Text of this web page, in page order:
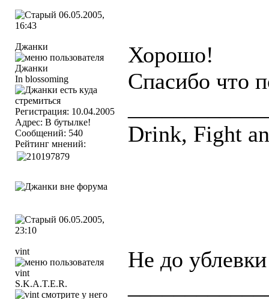
06.05.2005,
16:43
Джанки
In blossoming
Регистрация: 10.04.2005
Адрес: В бутылке!
Сообщений: 540
Рейтинг мнений:
Хорошо!
Спасибо что
Drink, Fight
06.05.2005,
23:10
vint
S.K.A.T.E.R.
Не до